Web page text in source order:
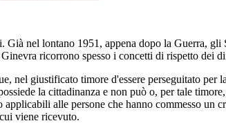
nel lontano 1951, appena dopo la Guerra,
ricorrono spesso i concetti di rispetto dei
giustificato timore d'essere perseguitato per
la cittadinanza e non può o, per tale
alle persone che hanno commesso un
viene ricevuto.